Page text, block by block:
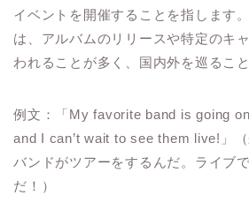
イベントを開催することを指します
は、アルバムのリリースや特定のキ
われることが多く、国内外を巡るこ
例文：「My favorite band is going
and I can’t wait to see them live!」
バンドがツアーをするんだ。ライブ
だ！）